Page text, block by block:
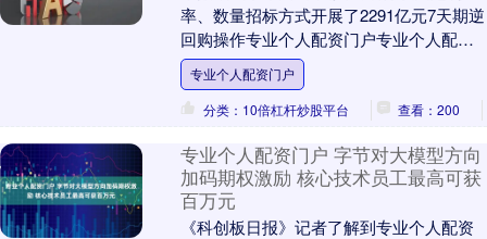
率、数量招标方式开展了2291亿元7天期逆
回购操作专业个人配资门户专业个人配资
门户，操作利率为1.40%。（鲍仁）....
专业个人配资门户
分类：10倍杠杆炒股平台
查看：200
专业个人配资门户 字节对大模型方向
加码期权激励 核心技术员工最高可获
百万元
《科创板日报》记者了解到专业个人配资